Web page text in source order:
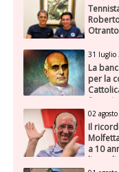
Otranto
31 luglio
La
per la
02
Il
a 10